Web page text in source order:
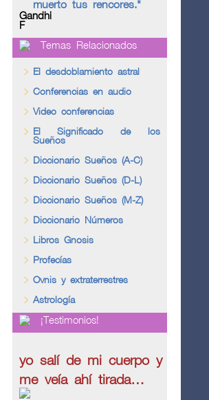
muerto tus rencores."
Gandhi
F
Temas Relacionados
El desdoblamiento astral
Conferencias en audio
Video conferencias
El Significado de los
Sueños
Diccionario Sueños (A-C)
Diccionario Sueños (D-L)
Diccionario Sueños (M-Z)
Diccionario Números
Libros Gnosis
Profecías
Ovnis y extraterrestres
Astrología
¡Testimonios!
yo salí de mi cuerpo y
me veía ahí tirada…